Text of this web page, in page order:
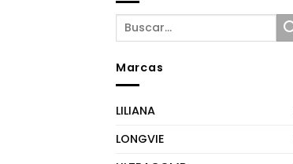
Marcas
LILIANA
LONGVIE